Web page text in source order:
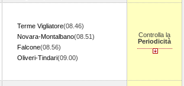
Terme Vigliatore(08.46)
Novara-Montalbano(08.51)
Falcone(08.56)
Oliveri-Tindari(09.00)
Controlla la
Periodicità